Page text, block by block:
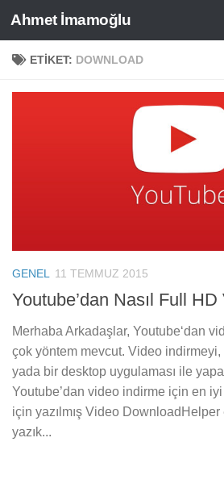
Skip to content
Ahmet İmamoğlu
ETIKET: DOWNLOAD
GENEL 11 TEMMUZ 2015
Youtube’dan Nasıl Full
Merhaba Arkadaşlar, Youtube‘dan
çok yöntem mevcut. Video indirmeyi,
yada bir desktop uygulaması ile
Youtube’dan video indirme için en iyi
için yazılmış Video
yazık...